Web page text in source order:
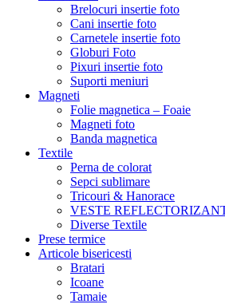
Brelocuri insertie foto
Cani insertie foto
Carnetele insertie foto
Globuri Foto
Pixuri insertie foto
Suporti meniuri
Magneti
Folie magnetica – Foaie
Magneti foto
Banda magnetica
Textile
Perna de colorat
Sepci sublimare
Tricouri & Hanorace
VESTE
Diverse Textile
Prese termice
Articole bisericesti
Bratari
Icoane
Tamaie